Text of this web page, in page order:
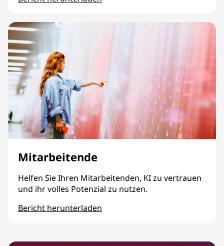
Mitarbeitende
Helfen Sie Ihren Mitarbeitenden, KI zu vertrauen
und ihr volles Potenzial zu nutzen.
Bericht herunterladen